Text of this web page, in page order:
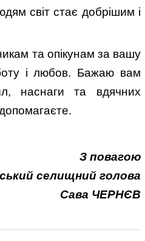
світ стає добрішим і
та опікунам за вашу
і любов. Бажаю вам
наснаги та вдячних
З повагою
селищний голова
Сава ЧЕРНЄВ